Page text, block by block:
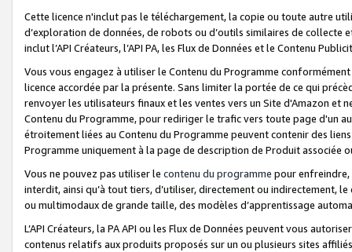
Cette licence n'inclut pas le téléchargement, la copie ou toute autre
d’exploration de données, de robots ou d’outils similaires de
inclut l’API Créateurs, l’API PA, les Flux de Données et le Contenu
Vous vous engagez à utiliser le Contenu du Programme
licence accordée par la présente. Sans limiter la portée de ce qui
renvoyer les utilisateurs finaux et les ventes vers un Site d'Amazon et
Contenu du Programme, pour rediriger le trafic vers toute page d'un
étroitement liées au Contenu du Programme peuvent contenir des
Programme uniquement à la page de description de Produit associée
Vous ne pouvez pas utiliser le contenu du programme pour
interdit, ainsi qu’à tout tiers, d’utiliser, directement ou indirectement,
ou multimodaux de grande taille, des modèles d’apprentissage
L’API Créateurs, la PA API ou les Flux de Données peuvent vous
contenus relatifs aux produits proposés sur un ou plusieurs sites